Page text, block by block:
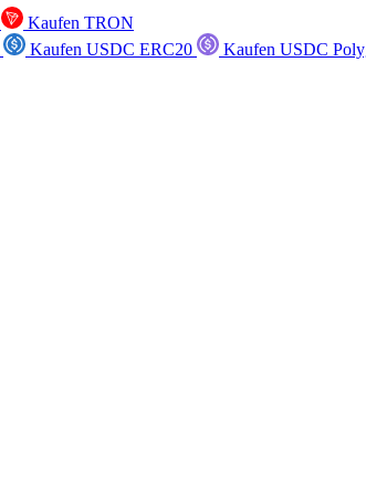
Kaufen TRON
Kaufen USDC ERC20
Kaufen USDC